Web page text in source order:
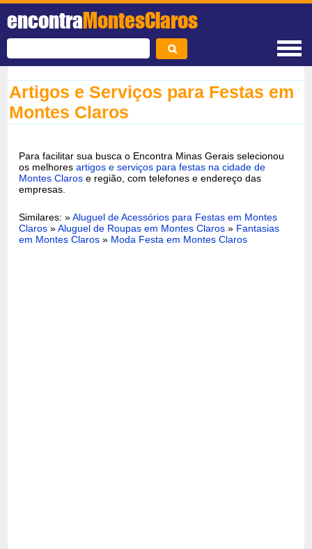
encontraMontesClaros
Artigos e Serviços para Festas em
Montes Claros
Para facilitar sua busca o Encontra Minas Gerais selecionou
os melhoresartigos e serviços para festas na cidade de
Montes Claros e região, com telefones e endereço das
empresas.
Similares: »Aluguel de Acessórios para Festas em Montes
Claros »Aluguel de Roupas em Montes Claros » Fantasias
em Montes Claros » Moda Festa em Montes Claros